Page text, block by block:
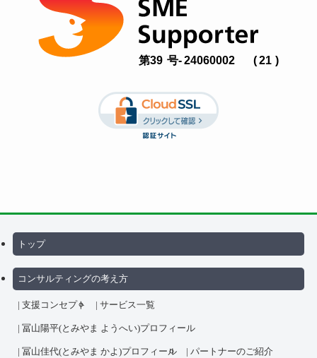
トップ
コンサルティングの考え方
支援コンセプト サービス一覧
冨山陽平(とみやま ようへい)プロフィール
冨山佳代(とみやま かよ)プロフィール パートナーのご紹介